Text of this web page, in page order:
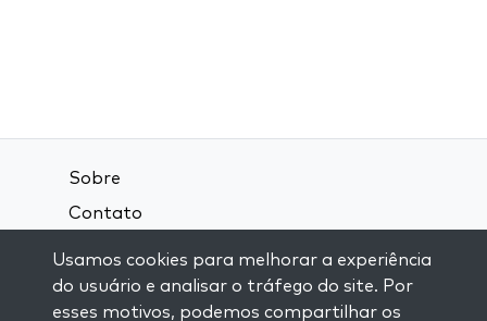
Sobre
Contato
Política de Privacidade
Usamos cookies para melhorar a experiência
do usuário e analisar o tráfego do site. Por
esses motivos, podemos compartilhar os